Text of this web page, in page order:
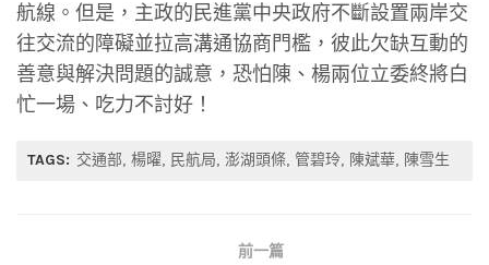
航線。但是，主政的民進黨中央政府不斷設置兩岸交
往交流的障礙並拉高溝通協商門檻，彼此欠缺互動的
善意與解決問題的誠意，恐怕陳、楊兩位立委終將白
忙一場、吃力不討好！
TAGS: 交通部 楊曜 民航局 澎湖頭條 管碧玲 陳斌華 陳雪生
前一篇